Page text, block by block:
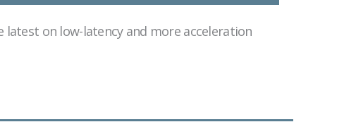
latest on low-latency and more acceleration